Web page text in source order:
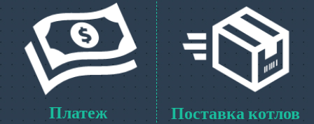
Платеж Поставка котлов